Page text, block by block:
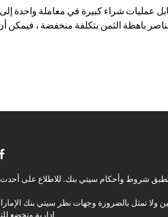
باهظة الثمن بتكلفة منخفضة ، فيمكن
شروط وأحكام سيتي بنك. للاطلاع على أحدث
ولا تمثل بالضرورة وجهات نظر سيتي بنك
إدارية وتخضع